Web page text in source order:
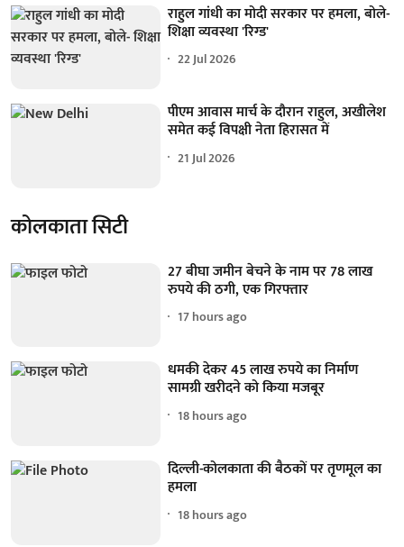
राहुल गांधी का मोदी सरकार पर हमला, बोले-
शिक्षा व्यवस्था 'रिग्ड'
22 Jul 2026
पीएम आवास मार्च के दौरान राहुल, अखीलेश
समेत कई विपक्षी नेता हिरासत में
21 Jul 2026
कोलकाता सिटी
27 बीघा जमीन बेचने के नाम पर 78 लाख
रुपये की ठगी, एक गिरफ्तार
17 hours ago
धमकी देकर 45 लाख रुपये का निर्माण
सामग्री खरीदने को किया मजबूर
18 hours ago
दिल्ली-कोलकाता की बैठकों पर तृणमूल का
हमला
18 hours ago